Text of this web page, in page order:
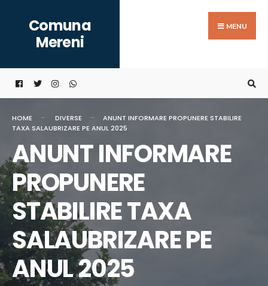
content
Comuna
Mereni
MENU
HOME DIVERSE
ANUNT INFORMARE PROPUNERE STABILIRE
TAXA SALAUBRIZARE PE ANUL 2025
ANUNT INFORMARE
PROPUNERE
STABILIRE TAXA
SALAUBRIZARE PE
ANUL 2025
for: